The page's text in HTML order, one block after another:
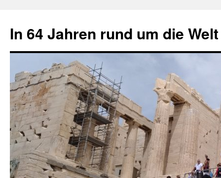
springen
In 64 Jahren rund um die Welt